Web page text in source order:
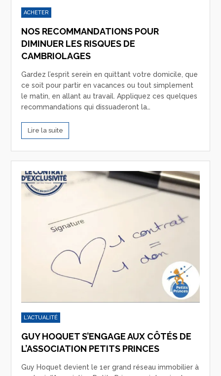
ACHETER
NOS RECOMMANDATIONS POUR
DIMINUER LES RISQUES DE
CAMBRIOLAGES
Gardez l’esprit serein en quittant votre domicile, que
ce soit pour partir en vacances ou tout simplement
le matin, en allant au travail. Appliquez ces quelques
recommandations qui dissuaderont la…
Lire la suite
L'ACTUALITÉ
GUY HOQUET S’ENGAGE AUX CÔTÉS DE
L’ASSOCIATION PETITS PRINCES
Guy Hoquet devient le 1er grand réseau immobilier à